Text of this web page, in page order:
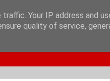
Your IP address and
quality of service,